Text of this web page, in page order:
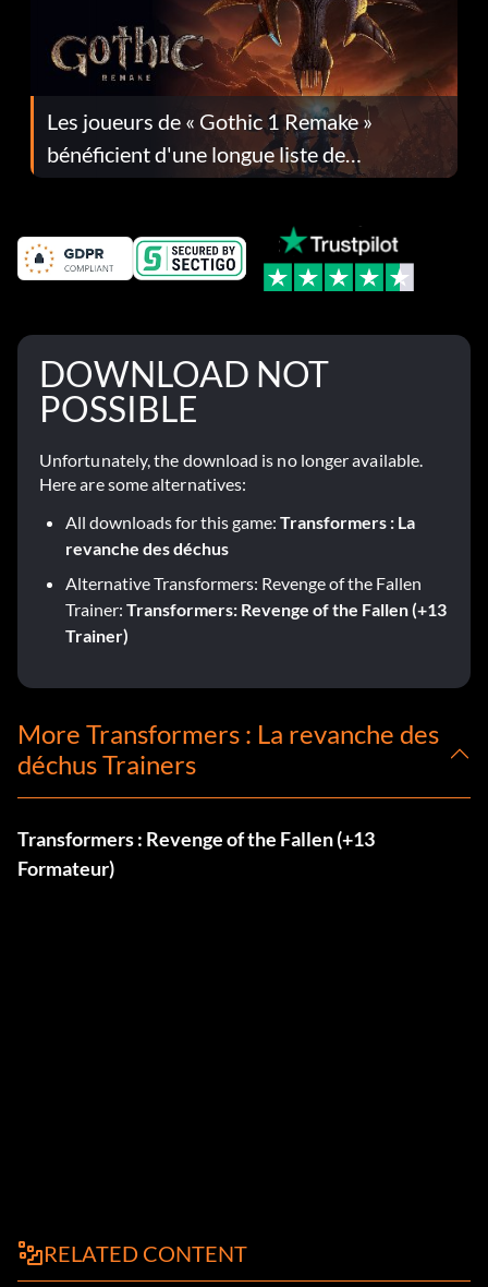
Les joueurs de « Gothic 1 Remake »
bénéficient d'une longue liste de
corrections dans la mise à jour 1.0.4
DOWNLOAD NOT
POSSIBLE
Unfortunately, the download is no longer available.
Here are some alternatives:
All downloads for this game: Transformers : La
revanche des déchus
Alternative Transformers: Revenge of the Fallen
Trainer: Transformers: Revenge of the Fallen (+13
Trainer)
More Transformers : La revanche des
déchus Trainers
Transformers : Revenge of the Fallen (+13
Formateur)
RELATED CONTENT